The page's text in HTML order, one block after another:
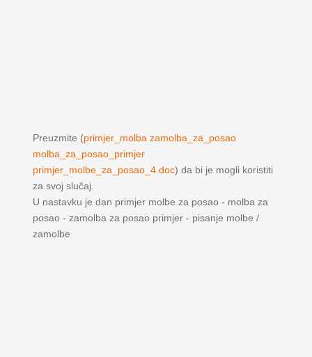
Preuzmite (primjer_molba zamolba_za_posao
molba_za_posao_primjer
primjer_molbe_za_posao_4.doc) da bi je mogli koristiti
za svoj slučaj.
U nastavku je dan primjer molbe za posao - molba za
posao - zamolba za posao primjer - pisanje molbe /
zamolbe